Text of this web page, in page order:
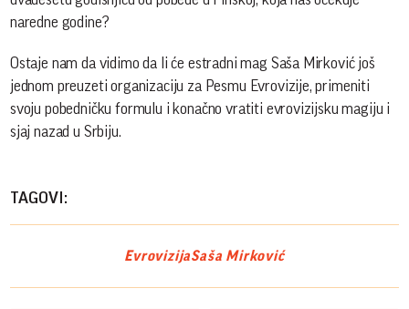
naredne godine?
Ostaje nam da vidimo da li će estradni mag Saša Mirković još
jednom preuzeti organizaciju za Pesmu Evrovizije, primeniti
svoju pobedničku formulu i konačno vratiti evrovizijsku magiju i
sjaj nazad u Srbiju.
TAGOVI:
EvrovizijaSaša Mirković